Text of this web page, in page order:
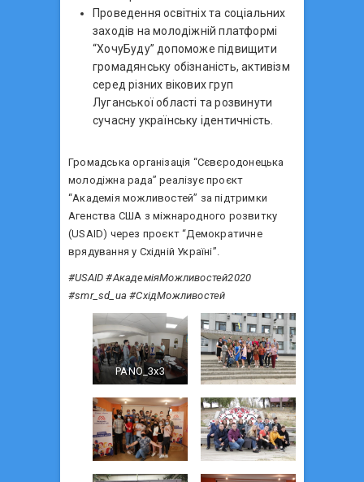
Проведення освітніх та соціальних
заходів на молодіжній платформі
“ХочуБуду” допоможе підвищити
громадянську обізнаність, активізм
серед різних вікових груп
Луганської області та розвинути
сучасну українську ідентичність.
Громадська організація “Сєвєродонецька
молодіжна рада” реалізує проєкт
“Академія можливостей” за підтримки
Агенства США з міжнародного розвитку
(USAID) через проєкт “Демократичне
врядування у Східній Україні”.
#USAID #АкадеміяМожливостей2020
#smr_sd_ua #СхідМожливостей
PANO_3x3